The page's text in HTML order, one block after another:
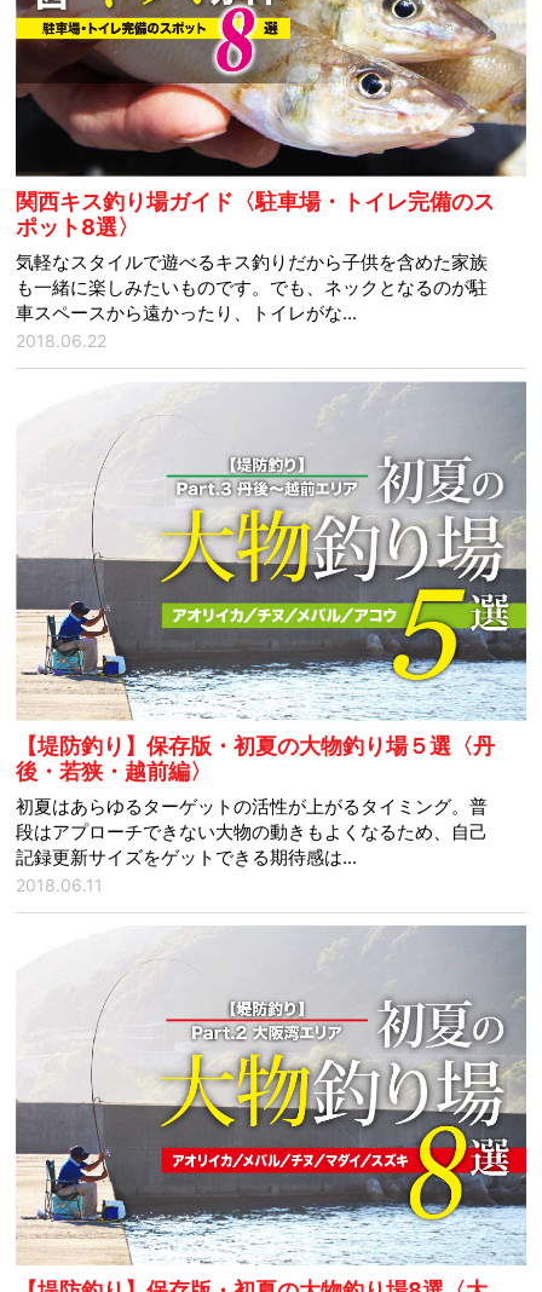
関西キス釣り場ガイド〈駐車場・トイレ完備のス
ポット8選〉
気軽なスタイルで遊べるキス釣りだから子供を含めた家族
も一緒に楽しみたいものです。でも、ネックとなるのが駐
車スペースから遠かったり、トイレがな...
2018.06.22
【堤防釣り】保存版・初夏の大物釣り場５選〈丹
後・若狭・越前編〉
初夏はあらゆるターゲットの活性が上がるタイミング。普
段はアプローチできない大物の動きもよくなるため、自己
記録更新サイズをゲットできる期待感は...
2018.06.11